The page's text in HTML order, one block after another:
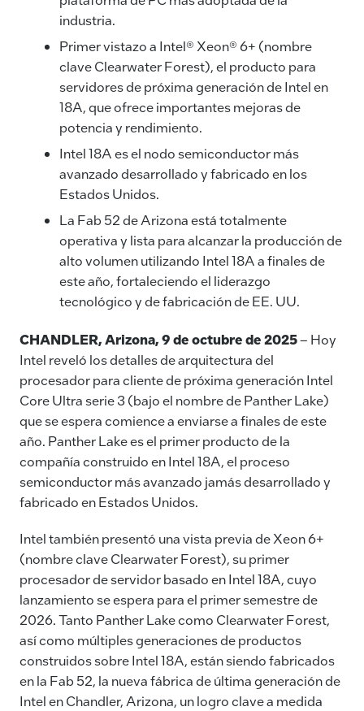
industria.
Primer vistazo a Intel® Xeon® 6+ (nombre
clave Clearwater Forest), el producto para
servidores de próxima generación de Intel en
18A, que ofrece importantes mejoras de
potencia y rendimiento.
Intel 18A es el nodo semiconductor más
avanzado desarrollado y fabricado en los
Estados Unidos.
La Fab 52 de Arizona está totalmente
operativa y lista para alcanzar la producción de
alto volumen utilizando Intel 18A a finales de
este año, fortaleciendo el liderazgo
tecnológico y de fabricación de EE. UU.
CHANDLER, Arizona, 9 de octubre de 2025– Hoy
Intel reveló los detalles de arquitectura del
procesador para cliente de próxima generación Intel
Core Ultra serie 3 (bajo el nombre de Panther Lake)
que se espera comience a enviarse a finales de este
año. Panther Lake es el primer producto de la
compañía construido en Intel 18A, el proceso
semiconductor más avanzado jamás desarrollado y
fabricado en Estados Unidos.
Intel también presentó una vista previa de Xeon 6+
(nombre clave Clearwater Forest), su primer
procesador de servidor basado en Intel 18A, cuyo
lanzamiento se espera para el primer semestre de
2026. Tanto Panther Lake como Clearwater Forest,
así como múltiples generaciones de productos
construidos sobre Intel 18A, están siendo fabricados
en la Fab 52, la nueva fábrica de última generación de
Intel en Chandler, Arizona, un logro clave a medida